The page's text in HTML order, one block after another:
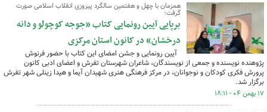
همزمان با چهل و هفتمین سالگرد پیروزی انقلاب اسلامی صورت
گرفت؛
برپایی آیین رونمایی کتاب «جوجه کوچولو و دانه
درخشان» در کانون استان مرکزی
آیین رونمایی و جشن امضای این کتاب با حضور فرنوش
پژوهنده نویسنده و جمعی از نویسندگان، شاعران شهرستان تفرش و اعضای ادبی کانون
پرورش فکری کودکان و نوجوانان، در مرکز فرهنگی هنری شهیدان آیما و هیدا زینلی شهر تفرش
برگزار شد.
۱۷ بهمن ۰۴ - ۱۸:۱۱